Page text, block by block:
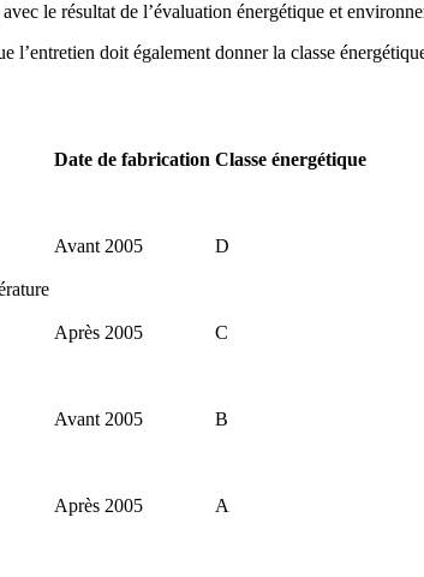
le résultat de l’évaluation énergétique et
l’entretien doit également donner la classe
Date de fabrication Classe énergétique
Avant 2005 D
Après 2005 C
Avant 2005 B
Après 2005 A